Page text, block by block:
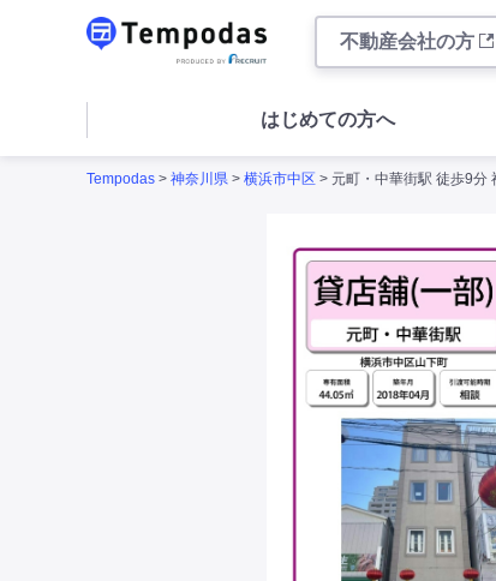
不動産会社の方
はじめての方へ
Tempodas > 神奈川県 > 横浜市中区 > 元町・中華街駅 徒歩9分